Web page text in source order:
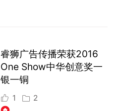
睿狮广告传播荣获2016
One Show中华创意奖一
银一铜
1 2